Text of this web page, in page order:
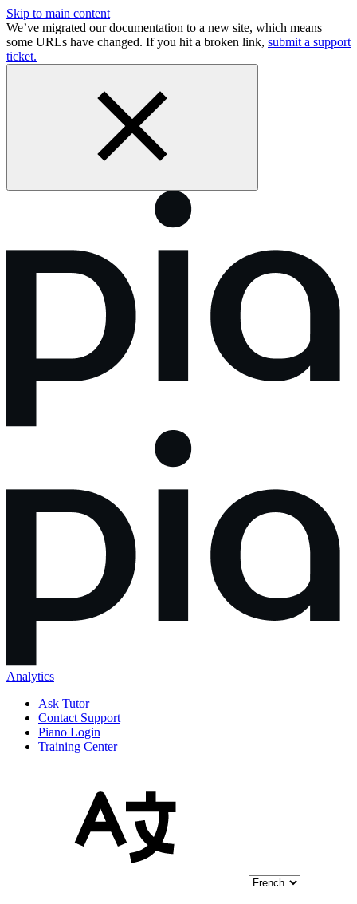
Skip to main content
We’ve migrated our documentation to a new site, which means
some URLs have changed. If you hit a broken link, submit a support
ticket.
Analytics
Ask Tutor
Contact Support
Piano Login
Training Center